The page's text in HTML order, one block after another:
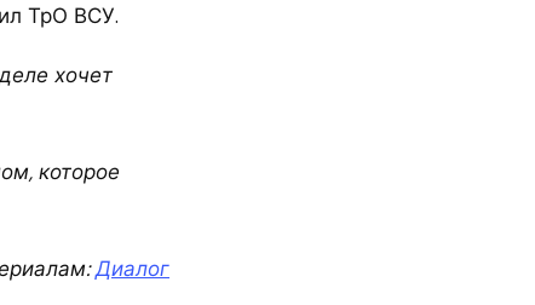
ТрО ВСУ.
хочет
которое
Диалог